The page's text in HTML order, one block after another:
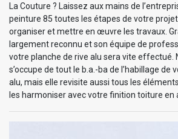
La Couture ? Laissez aux mains de
peinture 85 toutes les étapes de votre
organiser et mettre en œuvre les travaux.
largement reconnu et son équipe de
votre planche de rive alu sera vite effectué.
s’occupe de tout le b.a.-ba de l’habillage de
alu, mais elle revisite aussi tous les
les harmoniser avec votre finition toiture en